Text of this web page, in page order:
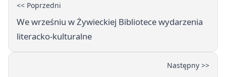
<< Poprzedni
We wrześniu w Żywieckiej Bibliotece wydarzenia
literacko-kulturalne
Następny >>